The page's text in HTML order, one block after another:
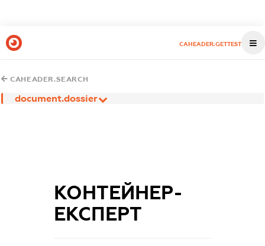
CAHEADER.GETTEST
CAHEADER.SEARCH
document.dossier
КОНТЕЙНЕР-
ЕКСПЕРТ